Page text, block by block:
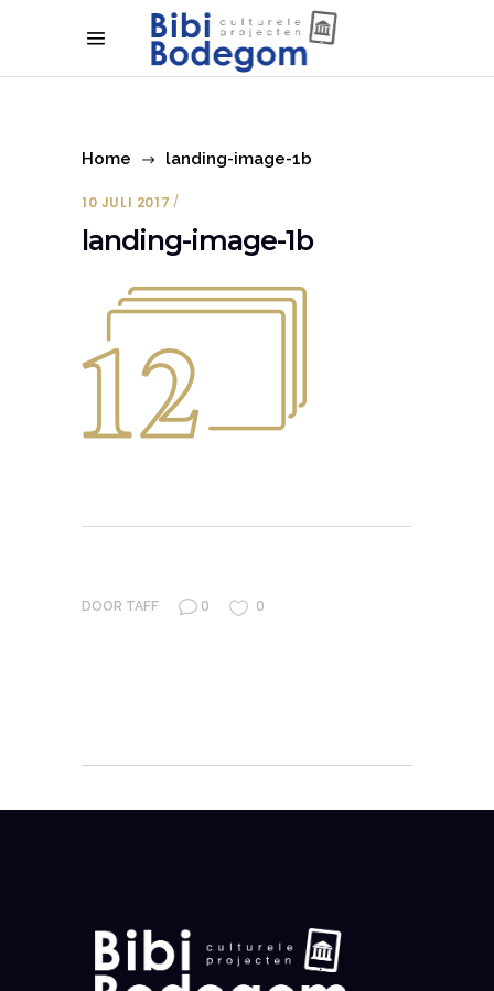
Home landing-image-1b
10 JULI 2017
landing-image-1b
DOOR TAFF 0 0